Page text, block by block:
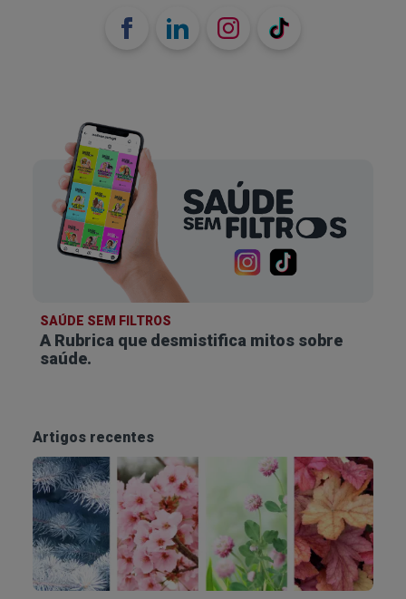
SAÚDE SEM FILTROS
A Rubrica que desmistifica mitos sobre
saúde.
Artigos recentes